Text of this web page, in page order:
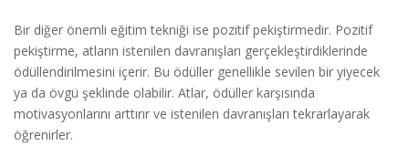
Bir diğer önemli eğitim tekniği ise pozitif pekiştirmedir. Pozitif
pekiştirme, atların istenilen davranışları gerçekleştirdiklerinde
ödüllendirilmesini içerir. Bu ödüller genellikle sevilen bir yiyecek
ya da övgü şeklinde olabilir. Atlar, ödüller karşısında
motivasyonlarını arttırır ve istenilen davranışları tekrarlayarak
öğrenirler.